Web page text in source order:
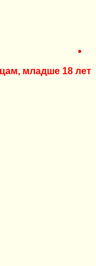
младше 18 лет